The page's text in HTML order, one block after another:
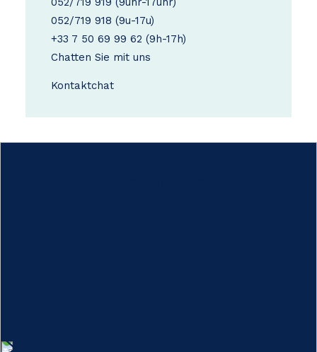
052/719 918 (9u-17u)
+33 7 50 69 99 62 (9h-17h)
Chatten Sie mit uns
Kontaktchat